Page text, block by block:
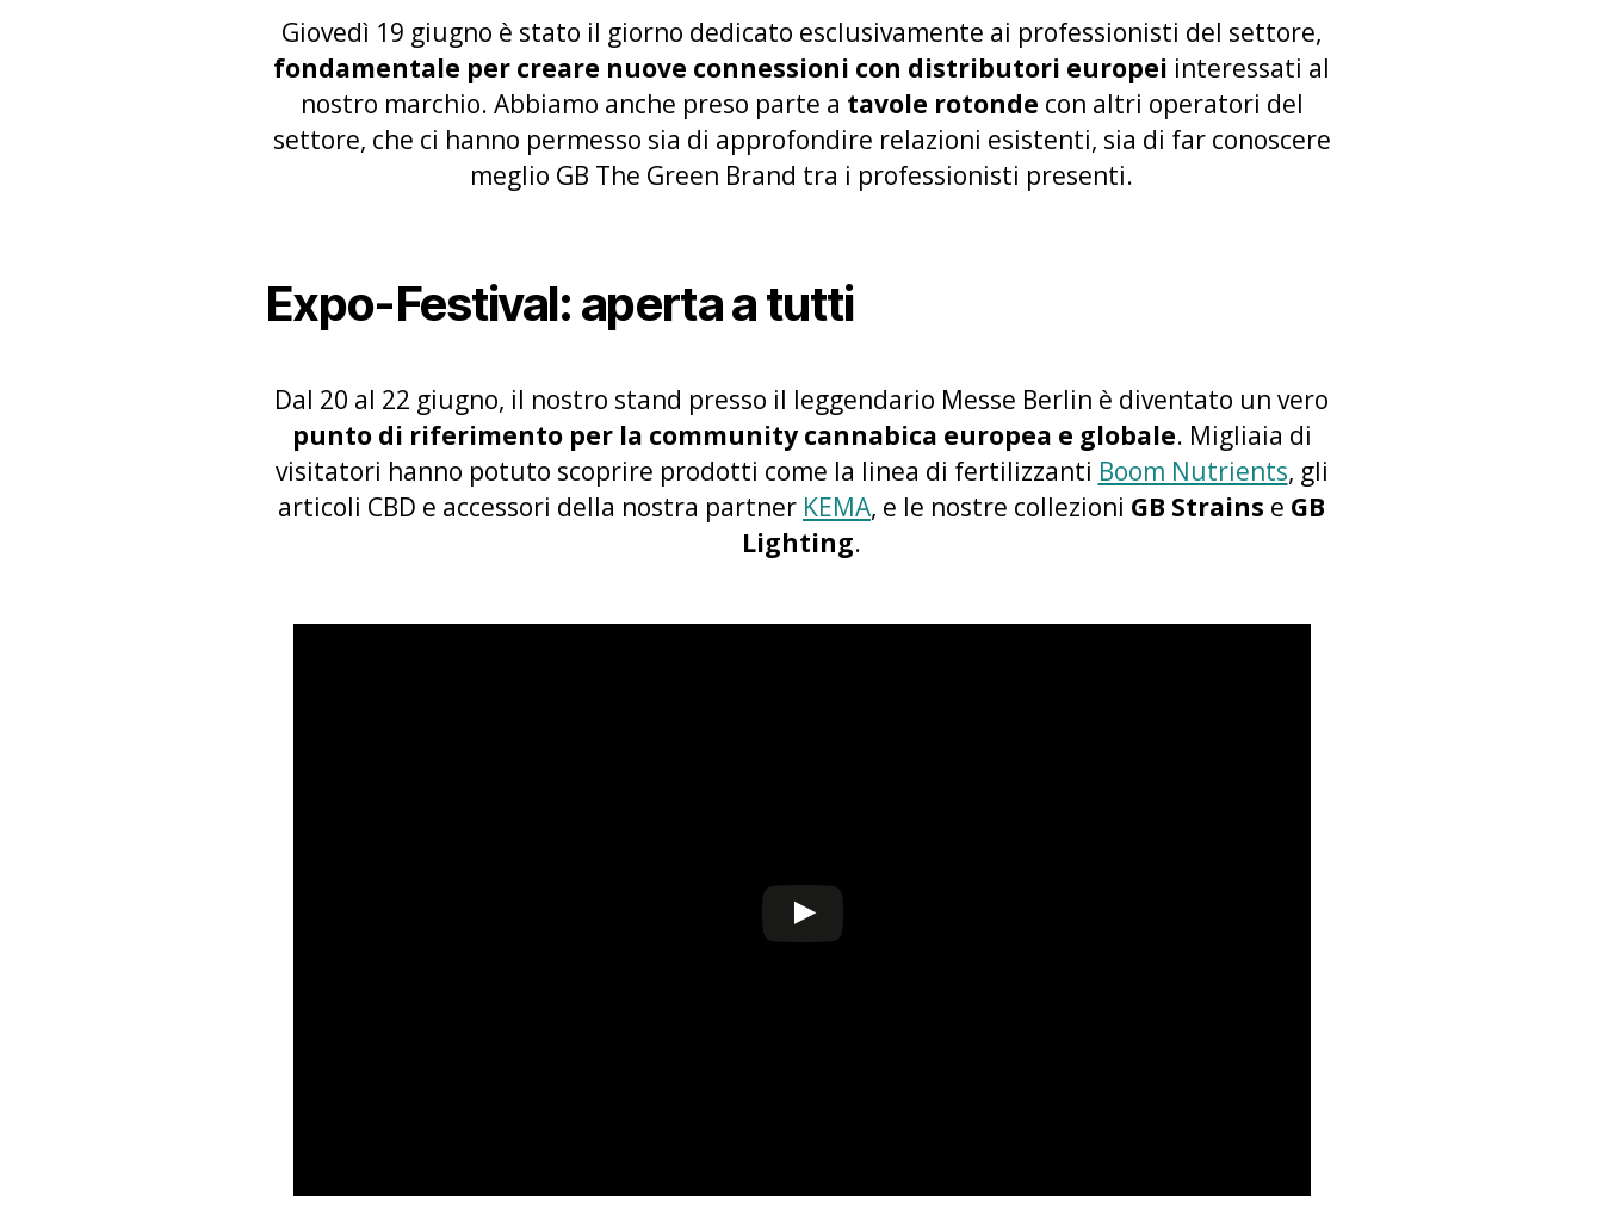
Giovedì 19 giugno è stato il giorno dedicato esclusivamente ai professionisti del settore,
fondamentale per creare nuove connessioni con distributori europei interessati al
nostro marchio. Abbiamo anche preso parte a tavole rotonde con altri operatori del
settore, che ci hanno permesso sia di approfondire relazioni esistenti, sia di far conoscere
meglio GB The Green Brand tra i professionisti presenti.
Expo-Festival: aperta a tutti
Dal 20 al 22 giugno, il nostro stand presso il leggendario Messe Berlin è diventato un vero
punto di riferimento per la community cannabica europea e globale. Migliaia di
visitatori hanno potuto scoprire prodotti come la linea di fertilizzanti Boom Nutrients, gli
articoli CBD e accessori della nostra partner KEMA, e le nostre collezioni GB Strains e GB
Lighting.